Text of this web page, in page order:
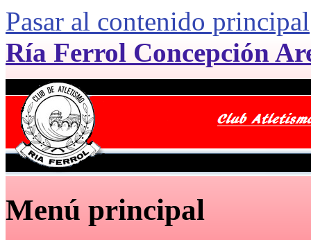
Pasar al contenido principal
Ría Ferrol Concepción
Menú principal